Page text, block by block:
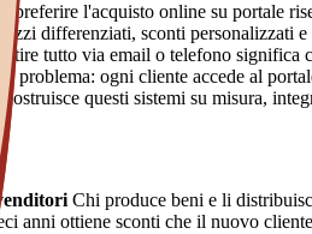
l'acquisto online su portale
differenziati, sconti personalizzati
tutto via email o telefono
problema: ogni cliente accede al
questi sistemi su misura,
Chi produce beni e li
anni ottiene sconti che il nuovo